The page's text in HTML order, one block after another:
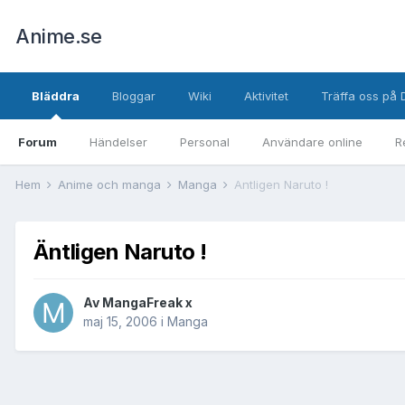
Anime.se
Bläddra
Forum Händelser Personal Användare online
Bloggar Wiki Aktivitet Träffa oss på
Hem Anime och manga Manga Äntligen Naruto !
Äntligen Naruto !
Av MangaFreak x
maj 15, 2006 i Manga